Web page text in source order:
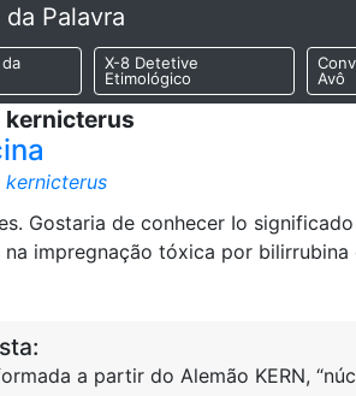
Palavra
X-8 Detetive
Etimológico
Avô
kernicterus
kernicterus
Gostaria de conhecer Io
na impregnação tóxica por
a partir do Alemão KERN,